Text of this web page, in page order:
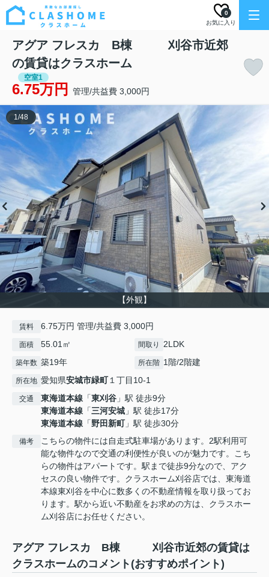
お気に入り
0
アグア フレスカ B棟 刈谷市近郊
の賃貸はクラスホーム
空室1
6.75万円 管理/共益費 3,000円
【外観】
1/48
賃料 6.75万円 管理/共益費 3,000円
面積 55.01㎡ 間取り 2LDK
築年数 築19年 所在階 1階/2階建
所在地 愛知県安城市緑町１丁目10-1
交通 東海道本線 「東刈谷 」駅 徒歩9分
東海道本線 「三河安城 」駅 徒歩17分
東海道本線 「野田新町」駅 徒歩30分
備考
こちらの物件には自走式駐車場があります。2駅利用可
能な物件なので交通の利便性が良いのが魅力です。こち
らの物件はアパートです。駅まで徒歩9分なので、アク
セスの良い物件です。クラスホーム刈谷店では、東海道
本線東刈谷を中心に数多くの不動産情報を取り扱ってお
ります。駅から近い不動産をお求めの方は、クラスホー
ム刈谷店にお任せください。
アグア フレスカ B棟 刈谷市近郊の賃貸は
クラスホームのコメント(おすすめポイント)